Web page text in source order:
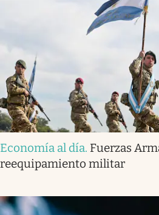
Economía al día. Fuerzas
reequipamiento militar